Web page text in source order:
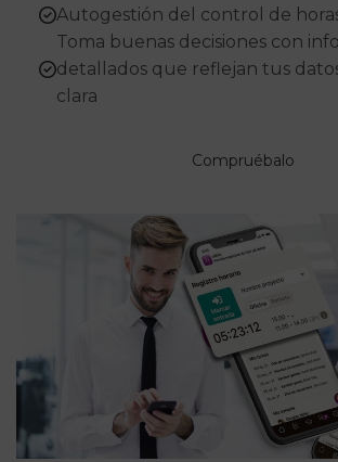
Autogestión del control de
Toma buenas decisiones con
detallados que reflejan tus
clara
Compruébalo